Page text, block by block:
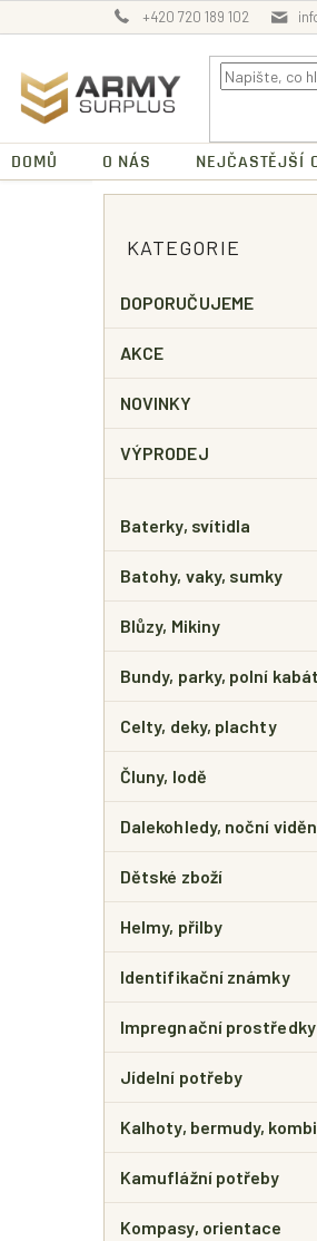
na
+420 720 189 102
DOMŮ O NÁS NEJČASTĚJŠÍ
A
N
P
N
kategorie
KATEGORIE
DOPORUČUJEME
AKCE
NOVINKY
VÝPRODEJ
Baterky, svítidla
Batohy, vaky, sumky
Blůzy, Mikiny
Bundy, parky, polní
Celty, deky, plachty
Čluny, lodě
Dalekohledy, noční
Dětské zboží
Helmy, přilby
Identifikační známky
Impregnační prostředky
Jídelní potřeby
Kalhoty, bermudy,
Kamuflážní potřeby
Kompasy, orientace